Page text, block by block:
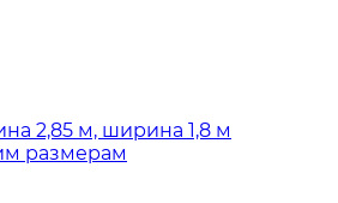
2,85 м, ширина 1,8 м
размерам